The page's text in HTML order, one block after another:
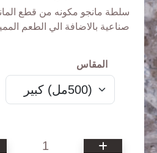
سلطة مانجو مكونه من قطع
صناعية بالاضافة الي الطعم
المقاس
1